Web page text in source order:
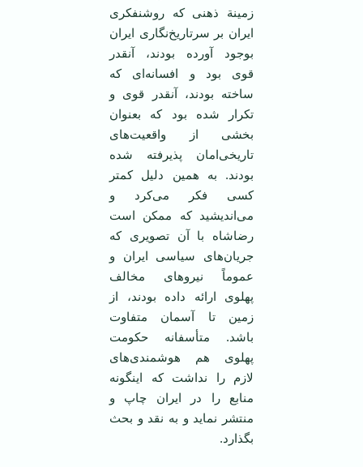
زمینة ذهنی که روشنفکری
ایران بر سرتاریخ‌نگاری ایران
بوجود آورده بودند، آنقدر
قوی بود و افسانه‌ای که
ساخته بودند، آنقدر قوی و
تکرار شده بود که بعنوان
بخشی از واقعیت‌های
تاریخی‌امان پذیرفته شده
بودند. به همین دلیل کمتر
کسی فکر می‌کرد و
می‌اندیشید که ممکن است
رضاشاه با آن تصویری که
جریان‌های سیاسی ایران و
عموماً نیروهای مخالف
پهلوی ارائه داده بودند، از
زمین تا آسمان متفاوت
باشد. متأسفانه حکومت
پهلوی هم هوشمندی‌های
لازم را نداشت که اینگونه
منابع را در ایران چاپ و
منتشر نماید و به نقد و بحث
بگذارد.